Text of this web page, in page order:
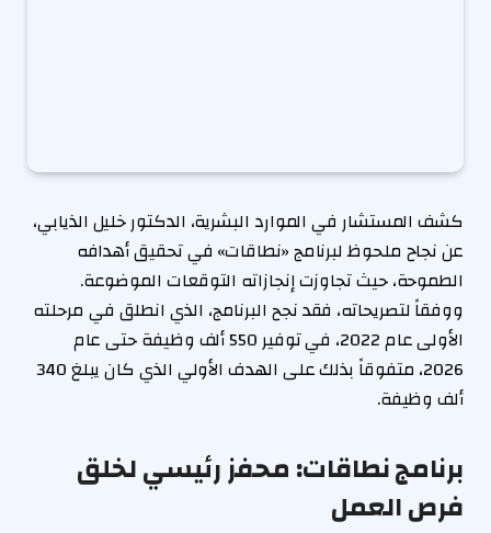
كشف المستشار في الموارد البشرية، الدكتور خليل الذيابي،
عن نجاح ملحوظ لبرنامج «نطاقات» في تحقيق أهدافه
الطموحة، حيث تجاوزت إنجازاته التوقعات الموضوعة.
ووفقاً لتصريحاته، فقد نجح البرنامج، الذي انطلق في مرحلته
الأولى عام 2022، في توفير 550 ألف وظيفة حتى عام
2026، متفوقاً بذلك على الهدف الأولي الذي كان يبلغ 340
ألف وظيفة.
برنامج نطاقات: محفز رئيسي لخلق
فرص العمل